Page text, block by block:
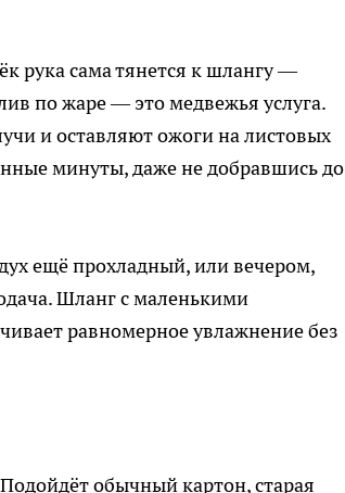
рука сама тянется к шлангу —
по жаре — это медвежья услуга.
и оставляют ожоги на листовых
минуты, даже не добравшись до
ещё прохладный, или вечером,
Шланг с маленькими
равномерное увлажнение без
обычный картон, старая